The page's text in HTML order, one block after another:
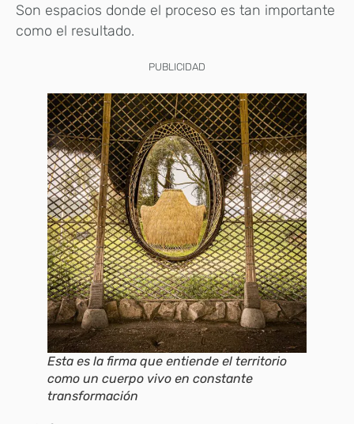
Son espacios donde el proceso es tan importante
como el resultado.
PUBLICIDAD
Esta es la firma que entiende el territorio
como un cuerpo vivo en constante
transformación